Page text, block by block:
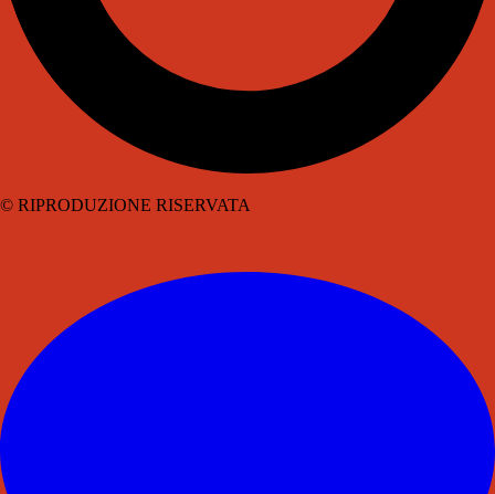
© RIPRODUZIONE RISERVATA